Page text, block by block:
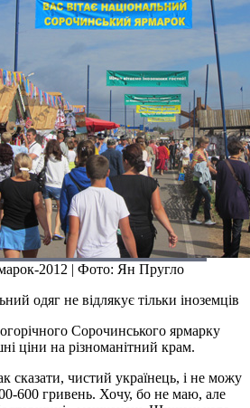
2012 | Фото: Ян Пругло
одяг не відлякує тільки іноземців
Сорочинського ярмарку
ціни на різноманітний крам.
чистий українець, і не можу
600 гривень. Хочу, бо не маю, але